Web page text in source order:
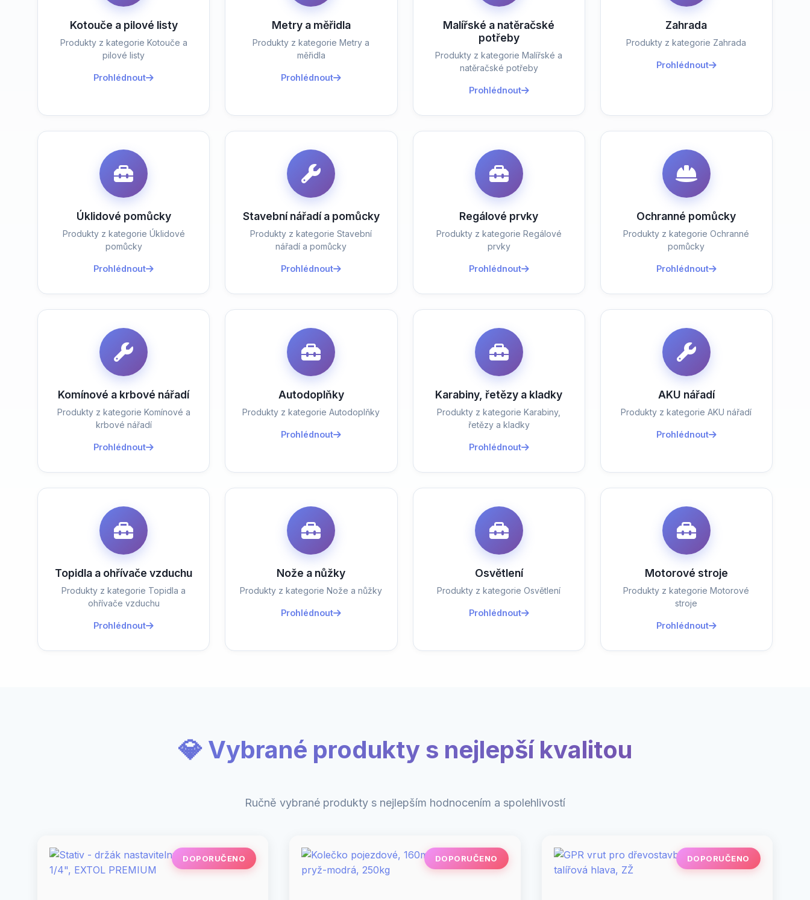
Kotouče a pilové listy
Produkty z kategorie Kotouče a
pilové listy
Prohlédnout
Metry a měřidla
Produkty z kategorie Metry a
měřidla
Prohlédnout
Malířské a natěračské
potřeby
Produkty z kategorie Malířské a
natěračské potřeby
Prohlédnout
Zahrada
Produkty z kategorie Zahrada
Prohlédnout
Úklidové pomůcky
Produkty z kategorie Úklidové
pomůcky
Prohlédnout
Stavební nářadí a pomůcky
Produkty z kategorie Stavební
nářadí a pomůcky
Prohlédnout
Regálové prvky
Produkty z kategorie Regálové
prvky
Prohlédnout
Ochranné pomůcky
Produkty z kategorie Ochranné
pomůcky
Prohlédnout
Komínové a krbové nářadí
Produkty z kategorie Komínové a
krbové nářadí
Prohlédnout
Autodoplňky
Produkty z kategorie Autodoplňky
Prohlédnout
Karabiny, řetězy a kladky
Produkty z kategorie Karabiny,
řetězy a kladky
Prohlédnout
AKU nářadí
Produkty z kategorie AKU nářadí
Prohlédnout
Topidla a ohřívače vzduchu
Produkty z kategorie Topidla a
ohřívače vzduchu
Prohlédnout
Nože a nůžky
Produkty z kategorie Nože a nůžky
Prohlédnout
Osvětlení
Produkty z kategorie Osvětlení
Prohlédnout
Motorové stroje
Produkty z kategorie Motorové
stroje
Prohlédnout
💎 Vybrané produkty s nejlepší kvalitou
Ručně vybrané produkty s nejlepším hodnocením a spolehlivostí
DOPORUČENO DOPORUČENO DOPORUČENO